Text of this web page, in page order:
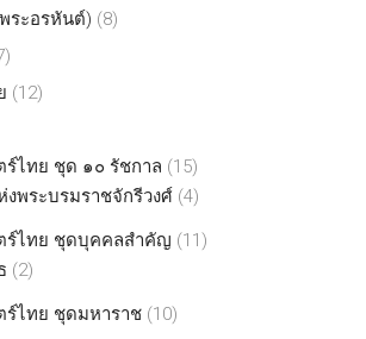
ระอรหันต์) (8)
(12)
ร์ไทย ชุด ๑๐ รัชกาล (15)
พระบรมราชจักรีวงศ์ (4)
ร์ไทย ชุดบุคคลสำคัญ (11)
(2)
ร์ไทย ชุดมหาราช (10)